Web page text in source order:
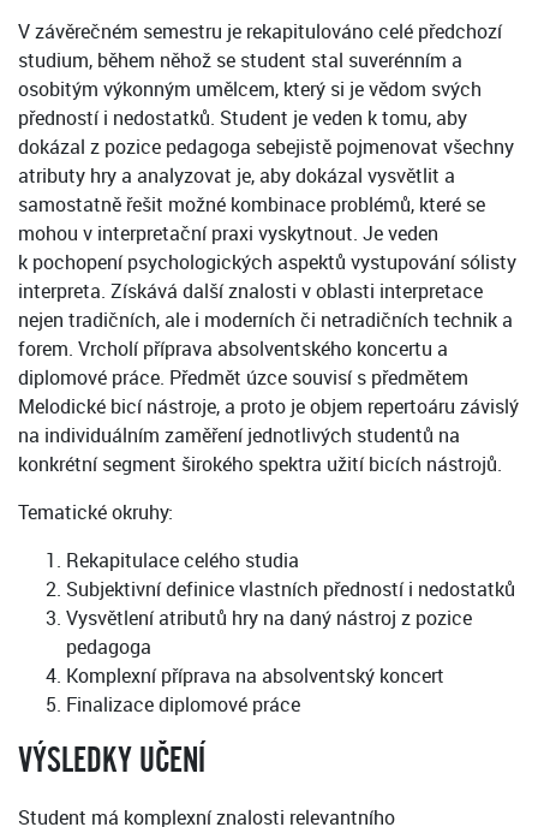
V závěrečném semestru je rekapitulováno celé předchozí
studium, během něhož se student stal suverénním a
osobitým výkonným umělcem, který si je vědom svých
předností i nedostatků. Student je veden k tomu, aby
dokázal z pozice pedagoga sebejistě pojmenovat všechny
atributy hry a analyzovat je, aby dokázal vysvětlit a
samostatně řešit možné kombinace problémů, které se
mohou v interpretační praxi vyskytnout. Je veden
k pochopení psychologických aspektů vystupování sólisty
interpreta. Získává další znalosti v oblasti interpretace
nejen tradičních, ale i moderních či netradičních technik a
forem. Vrcholí příprava absolventského koncertu a
diplomové práce. Předmět úzce souvisí s předmětem
Melodické bicí nástroje, a proto je objem repertoáru závislý
na individuálním zaměření jednotlivých studentů na
konkrétní segment širokého spektra užití bicích nástrojů.
Tematické okruhy:
Rekapitulace celého studia
Subjektivní definice vlastních předností i nedostatků
Vysvětlení atributů hry na daný nástroj z pozice
pedagoga
Komplexní příprava na absolventský koncert
Finalizace diplomové práce
VÝSLEDKY UČENÍ
Student má komplexní znalosti relevantního